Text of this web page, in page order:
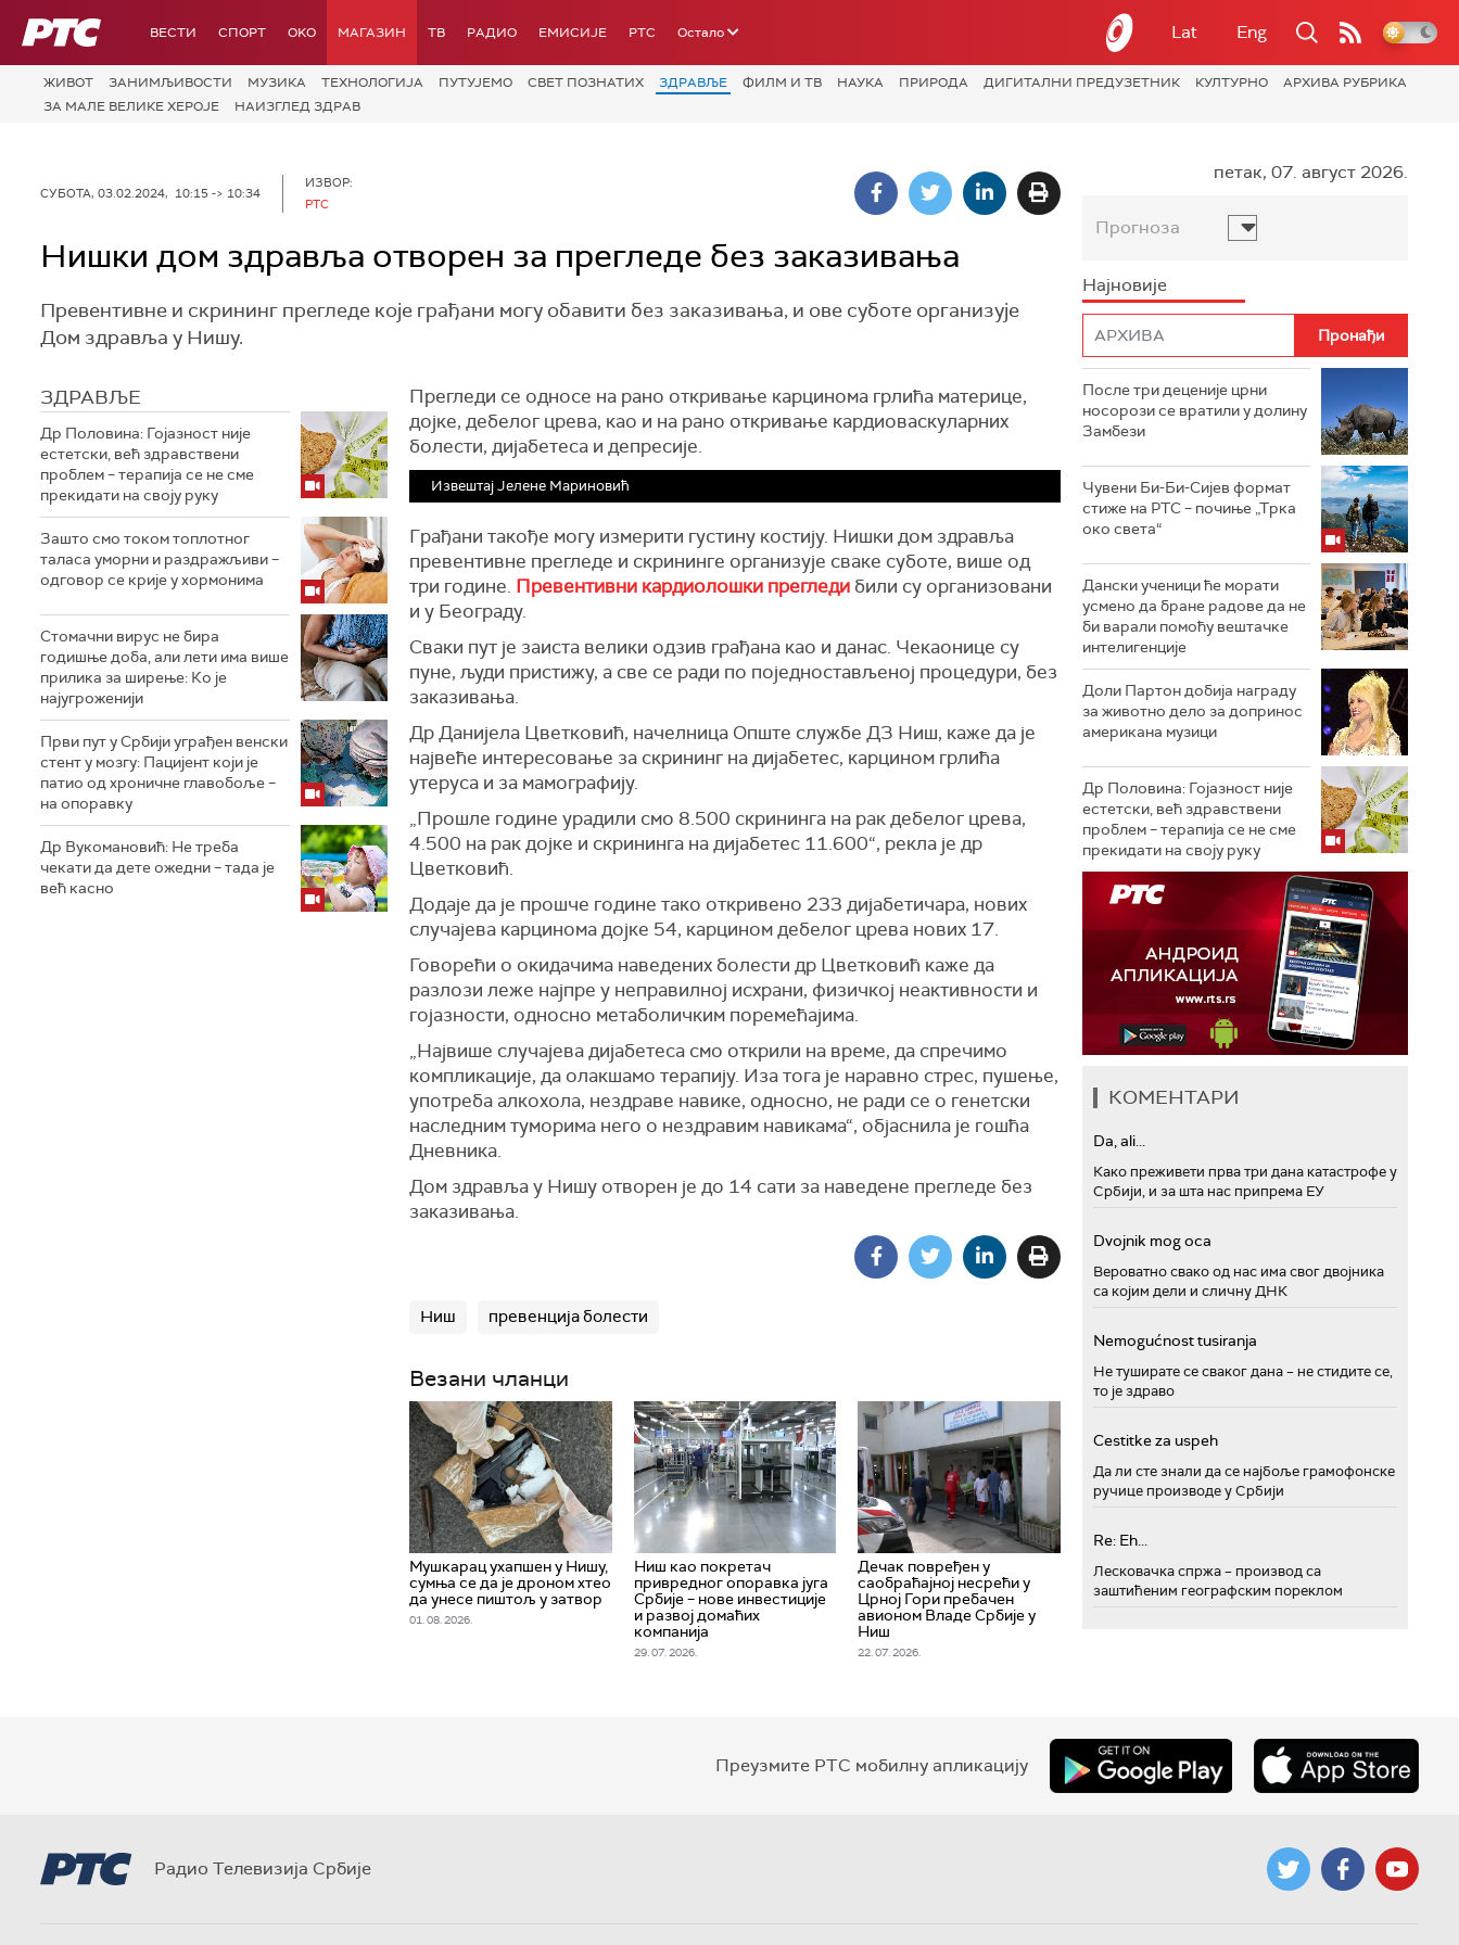
РТС ВЕСТИ СПОРТ OKO МАГАЗИН ТВ РАДИО ЕМИСИЈЕ РТС Остало Lat Eng
ЖИВОТ ЗАНИМЉИВОСТИ МУЗИКА ТЕХНОЛОГИЈA ПУТУЈЕМО СВЕТ ПОЗНАТИХ ЗДРАВЉЕ ФИЛМ И ТВ НАУКА ПРИРОДА ДИГИТАЛНИ ПРЕДУЗЕТНИК КУЛТУРНО
АРХИВА РУБРИКА
ЗА МАЛЕ ВЕЛИКЕ ХЕРОЈЕ
НАИЗГЛЕД ЗДРАВ
СУБОТА, 03.02.2024, 10:15 -> 10:34
ИЗВОР:
РТС
Нишки дом здравља отворен за прегледе без заказивања
Превентивне и скрининг прегледе које грађани могу обавити без заказивања, и ове суботе организује
Дом здравља у Нишу.
ЗДРАВЉЕ
Др Половина: Гојазност није
естетски, већ здравствени
проблем – терапија се не сме
прекидати на своју руку
Зашто смо током топлотног
таласа уморни и раздражљиви –
одговор се крије у хормонима
Стомачни вирус не бира
годишње доба, али лети има више
прилика за ширење: Ко је
најугроженији
Први пут у Србији уграђен венски
стент у мозгу: Пацијент који је
патио од хроничне главобоље –
на опоравку
Др Вукомановић: Не треба
чекати да дете ожедни – тада је
већ касно
Прегледи се односе на рано откривање карцинома грлића материце,
дојке, дебелог црева, као и на рано откривање кардиоваскуларних
болести, дијабетеса и депресије.
Извештај Јелене Мариновић
Грађани такође могу измерити густину костију. Нишки дом здравља
превентивне прегледе и скрининге организује сваке суботе, више од
три године. Превентивни кардиолошки прегледи били су организовани
и у Београду.
Сваки пут је заиста велики одзив грађана као и данас. Чекаонице су
пуне, људи пристижу, а све се ради по поједностављеној процедури, без
заказивања.
Др Данијела Цветковић, начелница Опште службе ДЗ Ниш, каже да је
највеће интересовање за скрининг на дијабетес, карцином грлића
утеруса и за мамографију.
„Прошле године урадили смо 8.500 скрининга на рак дебелог црева,
4.500 на рак дојке и скрининга на дијабетес 11.600“, рекла је др
Цветковић.
Додаје да је прошче године тако откривено 233 дијабетичара, нових
случајева карцинома дојке 54, карцином дебелог црева нових 17.
Говорећи о окидачима наведених болести др Цветковић каже да
разлози леже најпре у неправилној исхрани, физичкој неактивности и
гојазности, односно метаболичким поремећајима.
„Највише случајева дијабетеса смо открили на време, да спречимо
компликације, да олакшамо терапију. Иза тога је наравно стрес, пушење,
употреба алкохола, нездраве навике, односно, не ради се о генетски
наследним туморима него о нездравим навикама“, објаснила је гошћа
Дневника.
Дом здравља у Нишу отворен је до 14 сати за наведене прегледе без
заказивања.
Ниш превенција болести
Везани чланци
Мушкарац ухапшен у Нишу,
сумња се да је дроном хтео
да унесе пиштољ у затвор
01. 08. 2026.
Ниш као покретач
привредног опоравка југа
Србије – нове инвестиције
и развој домаћих
компанија
29. 07. 2026.
Дечак повређен у
саобраћајној несрећи у
Црној Гори пребачен
авионом Владе Србије у
Ниш
22. 07. 2026.
петак, 07. август 2026.
Прогноза
Најновије
После три деценије црни
носорози се вратили у долину
Замбези
Чувени Би-Би-Сијев формат
стиже на РТС – почиње „Трка
око света“
Дански ученици ће морати
усмено да бране радове да не
би варали помоћу вештачке
интелигенције
Доли Партон добија награду
за животно дело за допринос
американа музици
Др Половина: Гојазност није
естетски, већ здравствени
проблем – терапија се не сме
прекидати на своју руку
КОМЕНТАРИ
Da, ali...
Како преживети прва три дана катастрофе у
Србији, и за шта нас припрема ЕУ
Dvojnik mog oca
Вероватно свако од нас има свог двојника
са којим дели и сличну ДНК
Nemogućnost tusiranja
Не туширате се сваког дана – не стидите се,
то је здраво
Cestitke za uspeh
Да ли сте знали да се најбоље грамофонске
ручице производе у Србији
Re: Eh...
Лесковачка спржа – производ са
заштићеним географским пореклом
Преузмите РТС мобилну апликацију
Радио Телевизија Србије